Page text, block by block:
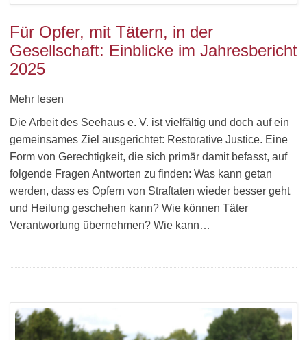
Für Opfer, mit Tätern, in der
Gesellschaft: Einblicke im Jahresbericht
2025
Mehr lesen
Die Arbeit des Seehaus e. V. ist vielfältig und doch auf ein
gemeinsames Ziel ausgerichtet: Restorative Justice. Eine
Form von Gerechtigkeit, die sich primär damit befasst, auf
folgende Fragen Antworten zu finden: Was kann getan
werden, dass es Opfern von Straftaten wieder besser geht
und Heilung geschehen kann? Wie können Täter
Verantwortung übernehmen? Wie kann…